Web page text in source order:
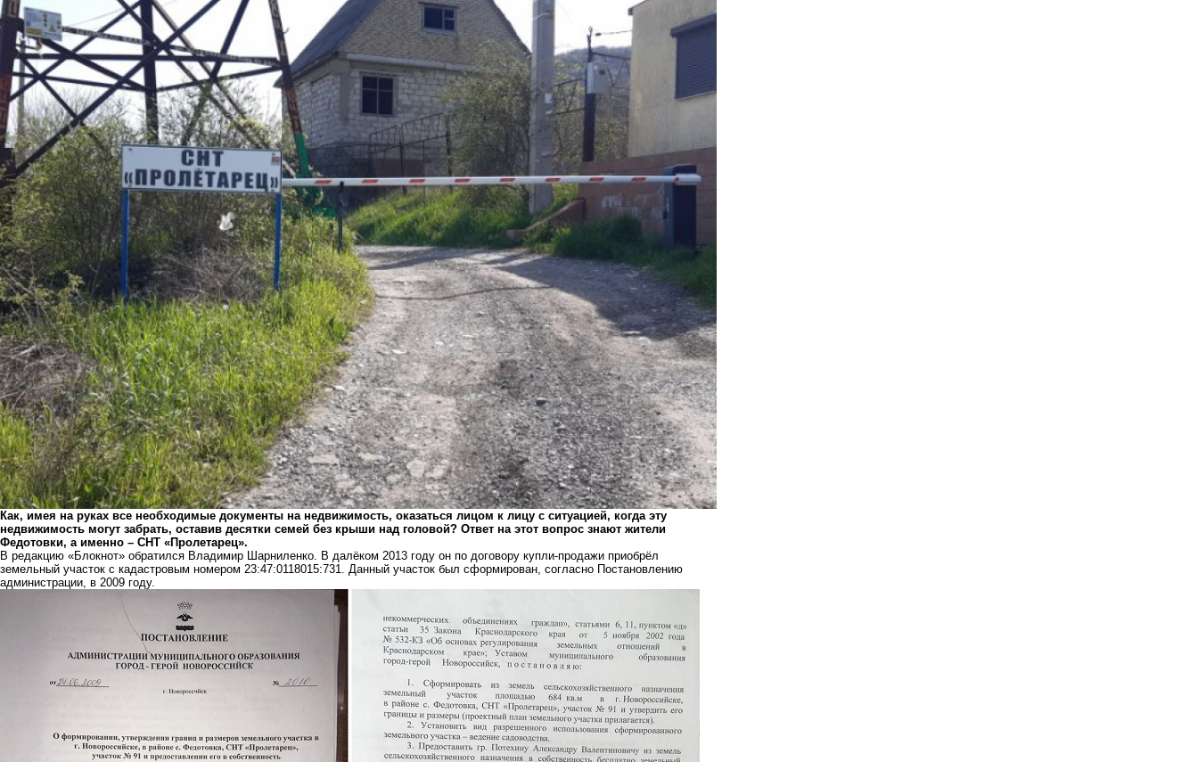
Как, имея на руках все необходимые документы на недвижимость, оказаться лицом к лицу с ситуацией, когда эту
недвижимость могут забрать, оставив десятки семей без крыши над головой? Ответ на этот вопрос знают жители
Федотовки, а именно – СНТ «Пролетарец».
В редакцию «Блокнот» обратился Владимир Шарниленко. В далёком 2013 году он по договору купли-продажи приобрёл
земельный участок с кадастровым номером 23:47:0118015:731. Данный участок был сформирован, согласно Постановлению
администрации, в 2009 году.